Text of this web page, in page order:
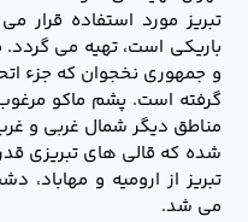
تبریز مورد استفاده قرار
باریکی است، تهیه می گردد.
و جمهوری نخجوان که جزء
گرفته است. پشم ماکو
مناطق دیگر شمال غربی و
شده که قالی های تبریزی
تبریز از ارومیه و
می شد.